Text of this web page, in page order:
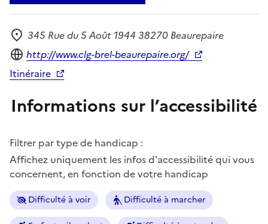
Adresse
345 Rue du 5 Août 1944 38270 Beaurepaire
Site internet
http://www.clg-brel-beaurepaire.org/
Itinéraire
Informations sur l’accessibilité
Filtrer par type de handicap :
Affichez uniquement les infos d'accessibilité qui vous
concernent, en fonction de votre handicap
Difficulté à voir Difficulté à marcher